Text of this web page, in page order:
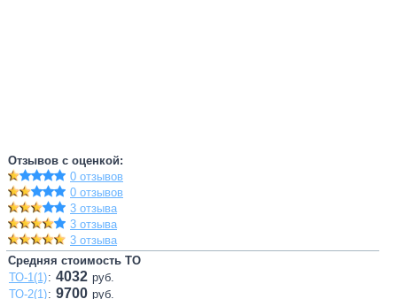
Отзывов с оценкой:
0 отзывов
0 отзывов
3 отзыва
3 отзыва
3 отзыва
Средняя стоимость ТО
ТО-1(1): 4032 руб.
ТО-2(1): 9700 руб.